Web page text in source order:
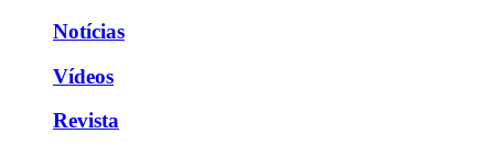
Notícias
Vídeos
Revista